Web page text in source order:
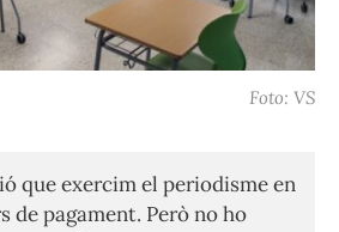
Foto: VS
que exercim el periodisme en
de pagament. Però no ho